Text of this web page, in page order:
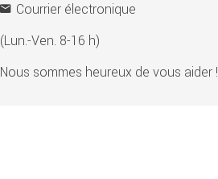
Courrier électronique
(Lun.-Ven. 8-16 h)
Nous sommes heureux de vous aider !